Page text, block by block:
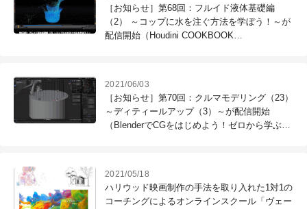
［お知らせ］第68回：フルイド液体基礎編
（2） ～コップに水を注ぐ方法を学ぼう！～が
配信開始（Houdini COOKBOOK
2021/06/03
［お知らせ］第70回：クルマモデリング（23）
～ディティールアップ（3）～が配信開始
（BlenderでCGをはじめよう！ゼロから学ぶ
2021/05/18
ハリウッド映画制作の手法を取り入れた1対1の
コーチングによるオンラインスクール「ヴェー